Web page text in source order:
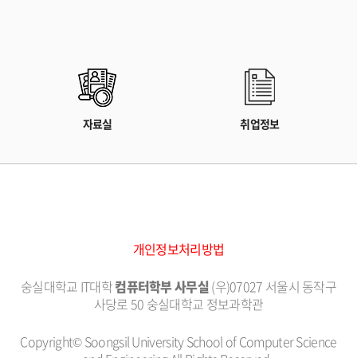
자료실 취업정보
개인정보처리방법
숭실대학교 IT대학컴퓨터학부 사무실 (우)07027 서울시 동작구
사당로 50 숭실대학교 정보과학관
Copyright© Soongsil University School of Computer Science